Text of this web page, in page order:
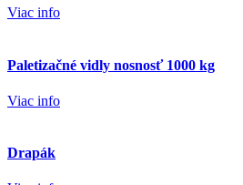
Viac info
Paletizačné vidly nosnosť 1000 kg
Viac info
Drapák